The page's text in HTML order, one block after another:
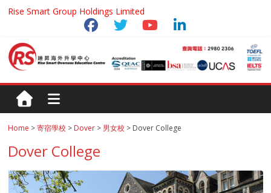
Rise Smart Group Holdings Limited
Home >寄宿學校 > Dover > 男女校 > Dover College
Dover College